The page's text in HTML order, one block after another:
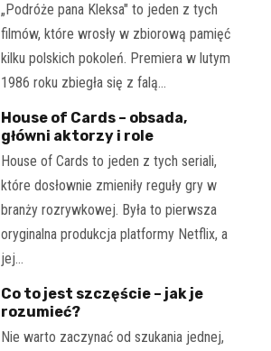
„Podróże pana Kleksa" to jeden z tych
filmów, które wrosły w zbiorową pamięć
kilku polskich pokoleń. Premiera w lutym
1986 roku zbiegła się z falą…
House of Cards – obsada,
główni aktorzy i role
House of Cards to jeden z tych seriali,
które dosłownie zmieniły reguły gry w
branży rozrywkowej. Była to pierwsza
oryginalna produkcja platformy Netflix, a
jej…
Co to jest szczęście – jak je
rozumieć?
Nie warto zaczynać od szukania jednej,